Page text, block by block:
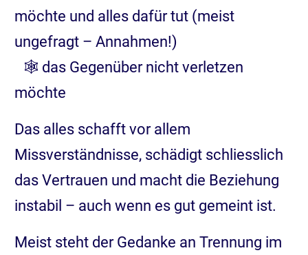
möchte und alles dafür tut (meist
ungefragt – Annahmen!)
🕸️ das Gegenüber nicht verletzen
möchte
Das alles schafft vor allem
Missverständnisse, schädigt schliesslich
das Vertrauen und macht die Beziehung
instabil – auch wenn es gut gemeint ist.
Meist steht der Gedanke an Trennung im